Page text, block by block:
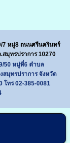
7 หมู่8 ถนนศรีนครินทร์
.สมุทรปราการ 10270
หมู่ที่6 ตำบล
สมุทรปราการ จังหวัด
โทร02-385-0081